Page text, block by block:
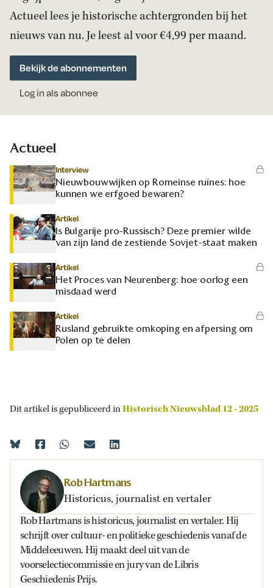
Actueel lees je historische achtergronden bij het
nieuws van nu. Je leest al voor €4,99 per maand.
Bekijk de abonnementen
Log in als abonnee
Actueel
Interview
Nieuwbouwwijken op Romeinse ruïnes: hoe
kunnen we erfgoed bewaren?
Artikel
Is Bulgarije pro-Russisch? Deze premier wilde
van zijn land de zestiende Sovjet-staat maken
Artikel
Het Proces van Neurenberg: hoe oorlog een
misdaad werd
Artikel
Rusland gebruikte omkoping en afpersing om
Polen op te delen
Dit artikel is gepubliceerd inHistorisch Nieuwsblad 12 - 2025
Rob Hartmans
Historicus, journalist en vertaler
Rob Hartmans is historicus, journalist en vertaler. Hij
schrijft over cultuur- en politieke geschiedenis vanaf de
Middeleeuwen. Hij maakt deel uit van de
voorselectiecommissie en jury van de Libris
Geschiedenis Prijs.